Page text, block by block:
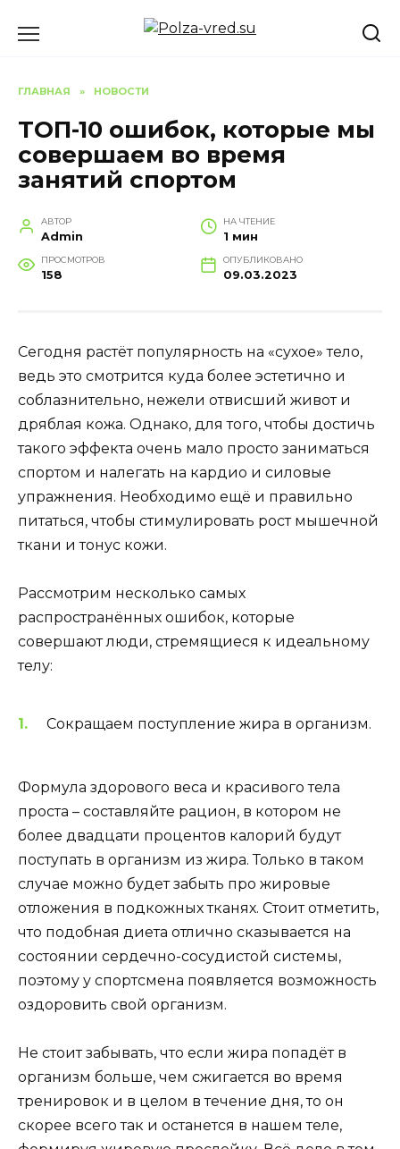
ГЛАВНАЯ » НОВОСТИ
ТОП-10 ошибок, которые мы
совершаем во время
занятий спортом
АВТОР
Admin
НА ЧТЕНИЕ
1 мин
ПРОСМОТРОВ
158
ОПУБЛИКОВАНО
09.03.2023
Сегодня растёт популярность на «сухое» тело,
ведь это смотрится куда более эстетично и
соблазнительно, нежели отвисший живот и
дряблая кожа. Однако, для того, чтобы достичь
такого эффекта очень мало просто заниматься
спортом и налегать на кардио и силовые
упражнения. Необходимо ещё и правильно
питаться, чтобы стимулировать рост мышечной
ткани и тонус кожи.
Рассмотрим несколько самых
распространённых ошибок, которые
совершают люди, стремящиеся к идеальному
телу:
Сокращаем поступление жира в организм.
Формула здорового веса и красивого тела
проста – составляйте рацион, в котором не
более двадцати процентов калорий будут
поступать в организм из жира. Только в таком
случае можно будет забыть про жировые
отложения в подкожных тканях. Стоит отметить,
что подобная диета отлично сказывается на
состоянии сердечно-сосудистой системы,
поэтому у спортсмена появляется возможность
оздоровить свой организм.
Не стоит забывать, что если жира попадёт в
организм больше, чем сжигается во время
тренировок и в целом в течение дня, то он
скорее всего так и останется в нашем теле,